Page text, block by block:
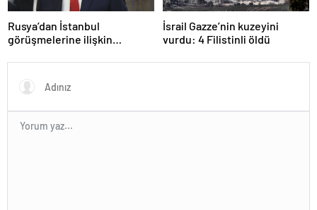
Rusya’dan İstanbul
görüşmelerine ilişkin
İsrail Gazze’nin kuzeyini
vurdu: 4 Filistinli öldü